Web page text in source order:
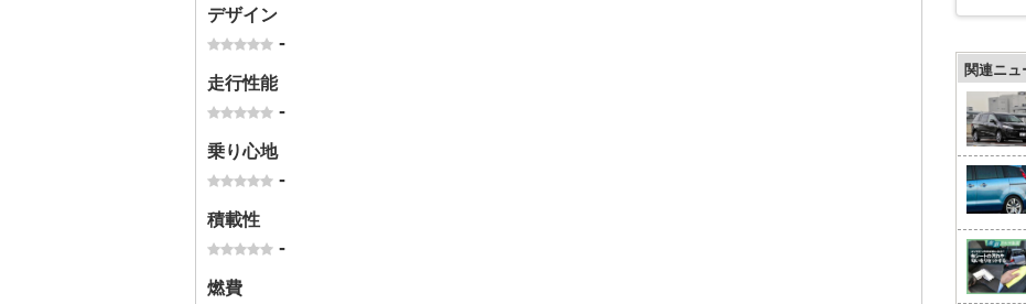
デザイン
-
走行性能
-
乗り心地
-
積載性
-
燃費
関連ニュ